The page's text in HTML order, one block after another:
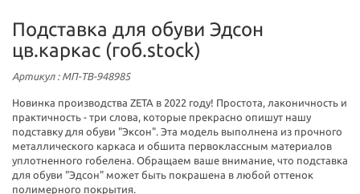
Подставка для обуви Эдсон
цв.каркас (гоб.stock)
Артикул: МП-ТВ-948985
Новинка производства ZETA в 2022 году! Простота, лаконичность и
практичность - три слова, которые прекрасно опишут нашу
подставку для обуви "Эксон". Эта модель выполнена из прочного
металлического каркаса и обшита первоклассным материалов
уплотненного гобелена. Обращаем ваше внимание, что подставка
для обуви "Эдсон" может быть покрашена в любой оттенок
полимерного покрытия.